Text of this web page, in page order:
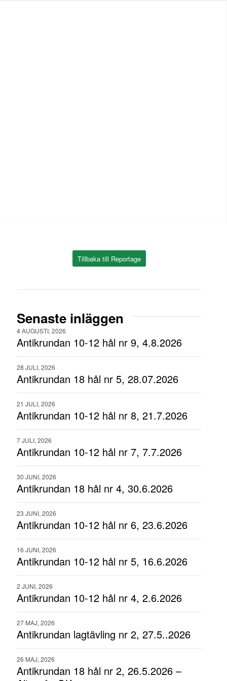
Tillbaka till Reportage
Senaste inläggen
4 AUGUSTI, 2026
Antikrundan 10-12 hål nr 9, 4.8.2026
28 JULI, 2026
Antikrundan 18 hål nr 5, 28.07.2026
21 JULI, 2026
Antikrundan 10-12 hål nr 8, 21.7.2026
7 JULI, 2026
Antikrundan 10-12 hål nr 7, 7.7.2026
30 JUNI, 2026
Antikrundan 18 hål nr 4, 30.6.2026
23 JUNI, 2026
Antikrundan 10-12 hål nr 6, 23.6.2026
16 JUNI, 2026
Antikrundan 10-12 hål nr 5, 16.6.2026
2 JUNI, 2026
Antikrundan 10-12 hål nr 4, 2.6.2026
27 MAJ, 2026
Antikrundan lagtävling nr 2, 27.5..2026
26 MAJ, 2026
Antikrundan 18 hål nr 2, 26.5.2026 –